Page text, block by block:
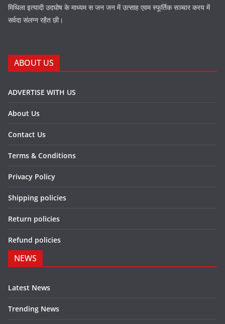
मिथिला इत्यादी उदघोष के माध्यम स जन जन में उत्साह एवम स्फूर्तिक सञ्चार करय में
सर्वदा संलग्न रहैत छी।
ABOUT US
ADVERTISE WITH US
About Us
Contact Us
Terms & Conditions
Privacy Policy
Shipping policies
Return policies
Refund policies
NEWS
Latest News
Trending News